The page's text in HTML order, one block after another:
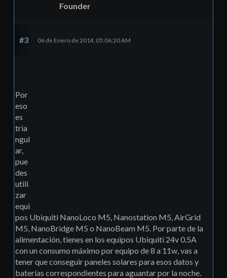
Founder
#3 06 de Enero de 2014, 05:06:20 AM
Por
eso
es
tria
ngul
ar,
pue
des
utili
zar
equi
pos Ubiquiti NanoLoco M5, Nanostation M5, AirGrid
M5, NanoBridge M5 o NanoBeam M5. Por parte de la
alimentación, tienes en los equipos Ubiquiti 24v 0.5A
con un consumo máximo por equipo de 8 a 11w, vas a
tener que conseguir paneles solares para esos datos y
baterías correspondientes para aguantar por la noche.